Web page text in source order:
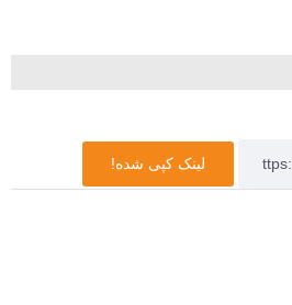
لینک کپی شده!